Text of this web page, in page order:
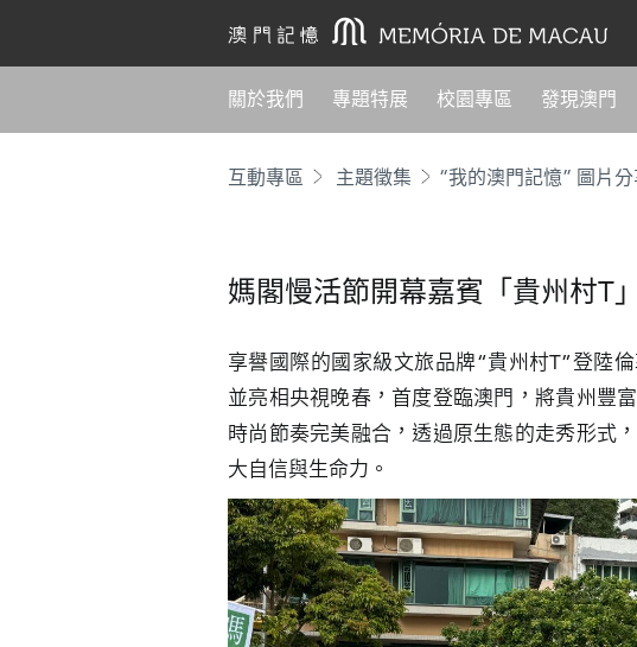
關於我們 專題特展 校園專區 發現澳門
互動專區 主題徵集 “我的澳門記憶” 圖片分
媽閣慢活節開幕嘉賓「貴州村T」
享譽國際的國家級文旅品牌“貴州村T”登陸
並亮相央視晚春，首度登臨澳門，將貴州豐
時尚節奏完美融合，透過原生態的走秀形式
大自信與生命力。